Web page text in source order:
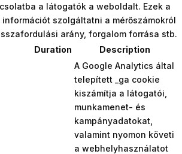
a látogatók a weboldalt. Ezek a
szolgáltatni a mérőszámokról
arány, forgalom forrása stb.
Duration Description
A Google Analytics által
telepített _ga cookie
kiszámítja a látogatói,
munkamenet- és
kampányadatokat,
valamint nyomon követi
a webhelyhasználatot